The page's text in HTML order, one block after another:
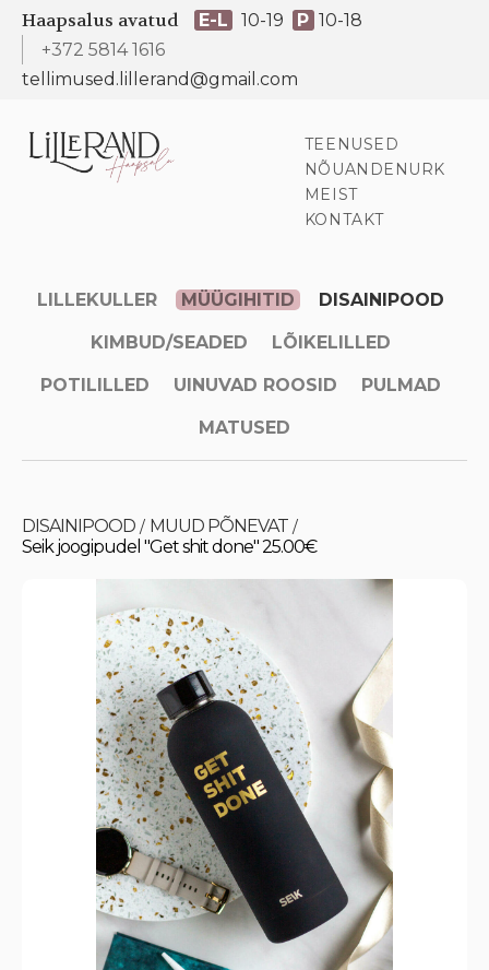
Haapsalus avatud E-L 10-19 P 10-18
+372 5814 1616
tellimused.lillerand@gmail.com
TEENUSED
NÕUANDENURK
MEIST
KONTAKT
LILLEKULLER MÜÜGIHITID DISAINIPOOD
KIMBUD/SEADED LÕIKELILLED
POTILILLED UINUVAD ROOSID PULMAD
MATUSED
DISAINIPOOD / MUUD PÕNEVAT /
Seik joogipudel "Get shit done" 25.00€